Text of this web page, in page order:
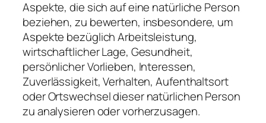
Aspekte, die sich auf eine natürliche Person
beziehen, zu bewerten, insbesondere, um
Aspekte bezüglich Arbeitsleistung,
wirtschaftlicher Lage, Gesundheit,
persönlicher Vorlieben, Interessen,
Zuverlässigkeit, Verhalten, Aufenthaltsort
oder Ortswechsel dieser natürlichen Person
zu analysieren oder vorherzusagen.